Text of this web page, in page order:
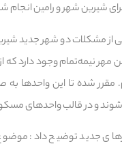
شیرین شهر و رامین انجام
از مشکلات دو شهر جدید
مقرر شده تا این
شوند و در قالب واحدهای
جدید توضیح داد: